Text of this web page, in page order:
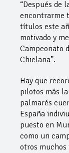
“Después de
encontrarme
títulos este
motivado y
Campeonato
Chiclana”.
Hay que
pilotos más
palmarés
España
puesto en
como un
otros muchos